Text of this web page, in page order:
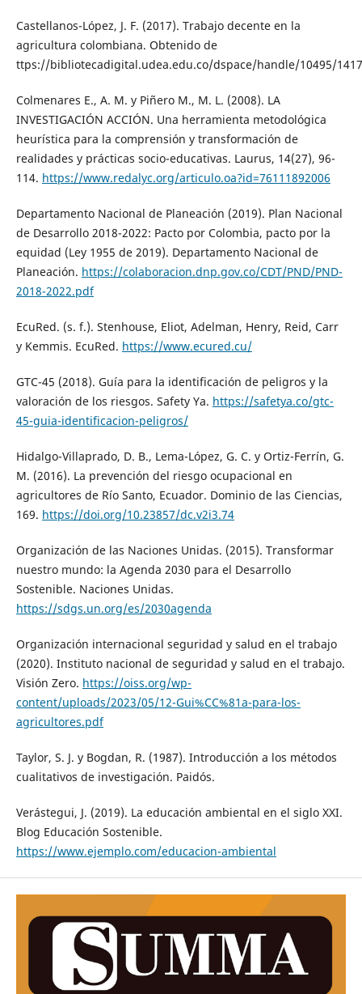
Castellanos-López, J. F. (2017). Trabajo decente en la
agricultura colombiana. Obtenido de
ttps://bibliotecadigital.udea.edu.co/dspace/handle/10495/
Colmenares E., A. M. y Piñero M., M. L. (2008). LA
INVESTIGACIÓN ACCIÓN. Una herramienta metodológica
heurística para la comprensión y transformación de
realidades y prácticas socio-educativas. Laurus, 14(27), 96-
114. https://www.redalyc.org/articulo.oa?id=76111892006
Departamento Nacional de Planeación (2019). Plan Nacional
de Desarrollo 2018-2022: Pacto por Colombia, pacto por la
equidad (Ley 1955 de 2019). Departamento Nacional de
Planeación. https://colaboracion.dnp.gov.co/CDT/PND/PND-
2018-2022.pdf
EcuRed. (s. f.). Stenhouse, Eliot, Adelman, Henry, Reid, Carr
y Kemmis. EcuRed. https://www.ecured.cu/
GTC-45 (2018). Guía para la identificación de peligros y la
valoración de los riesgos. Safety Ya. https://safetya.co/gtc-
45-guia-identificacion-peligros/
Hidalgo-Villaprado, D. B., Lema-López, G. C. y Ortiz-Ferrín, G.
M. (2016). La prevención del riesgo ocupacional en
agricultores de Río Santo, Ecuador. Dominio de las Ciencias,
169. https://doi.org/10.23857/dc.v2i3.74
Organización de las Naciones Unidas. (2015). Transformar
nuestro mundo: la Agenda 2030 para el Desarrollo
Sostenible. Naciones Unidas.
https://sdgs.un.org/es/2030agenda
Organización internacional seguridad y salud en el trabajo
(2020). Instituto nacional de seguridad y salud en el trabajo.
Visión Zero. https://oiss.org/wp-
content/uploads/2023/05/12-Gui%CC%81a-para-los-
agricultores.pdf
Taylor, S. J. y Bogdan, R. (1987). Introducción a los métodos
cualitativos de investigación. Paidós.
Verástegui, J. (2019). La educación ambiental en el siglo XXI.
Blog Educación Sostenible.
https://www.ejemplo.com/educacion-ambiental